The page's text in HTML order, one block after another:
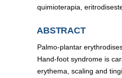
quimioterapia,
ABSTRACT
Palmo-plantar
Hand-foot syndrome is
erythema, scaling and